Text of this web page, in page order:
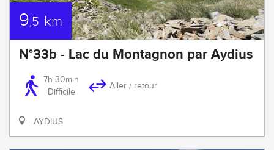
9,5 km
N°33b - Lac du Montagnon par Aydius
7h 30min
Difficile
Aller / retour
AYDIUS